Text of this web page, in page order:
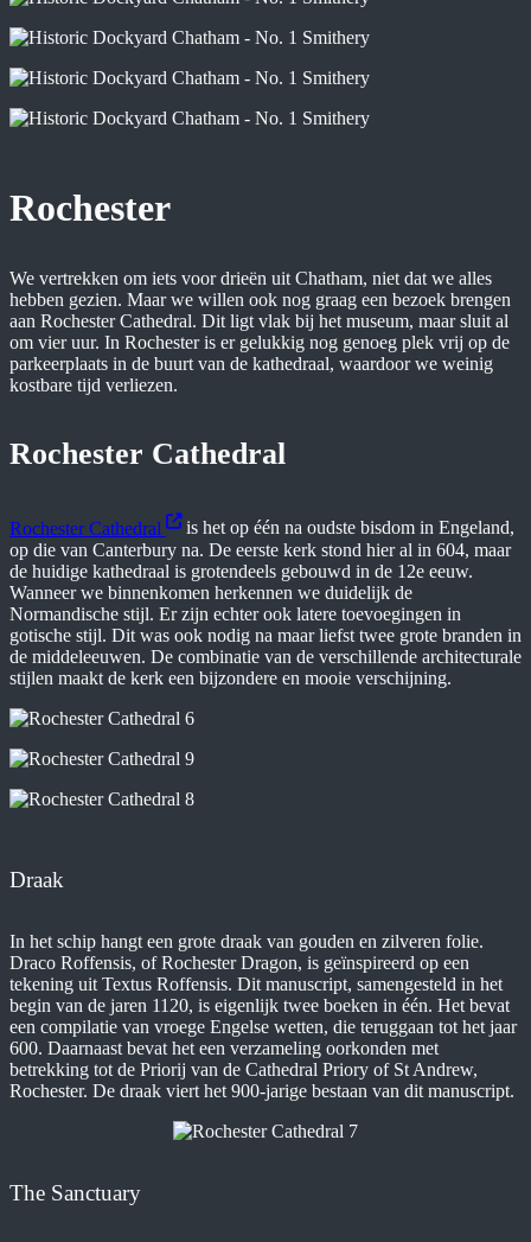
Rochester
We vertrekken om iets voor drieën uit Chatham, niet dat we alles
hebben gezien. Maar we willen ook nog graag een bezoek brengen
aan Rochester Cathedral. Dit ligt vlak bij het museum, maar sluit al
om vier uur. In Rochester is er gelukkig nog genoeg plek vrij op de
parkeerplaats in de buurt van de kathedraal, waardoor we weinig
kostbare tijd verliezen.
Rochester Cathedral
Rochester Cathedral
is het op één na oudste bisdom in Engeland,
op die van Canterbury na. De eerste kerk stond hier al in 604, maar
de huidige kathedraal is grotendeels gebouwd in de 12e eeuw.
Wanneer we binnenkomen herkennen we duidelijk de
Normandische stijl. Er zijn echter ook latere toevoegingen in
gotische stijl. Dit was ook nodig na maar liefst twee grote branden in
de middeleeuwen. De combinatie van de verschillende architecturale
stijlen maakt de kerk een bijzondere en mooie verschijning.
Draak
In het schip hangt een grote draak van gouden en zilveren folie.
Draco Roffensis, of Rochester Dragon, is geïnspireerd op een
tekening uit Textus Roffensis. Dit manuscript, samengesteld in het
begin van de jaren 1120, is eigenlijk twee boeken in één. Het bevat
een compilatie van vroege Engelse wetten, die teruggaan tot het jaar
600. Daarnaast bevat het een verzameling oorkonden met
betrekking tot de Priorij van de Cathedral Priory of St Andrew,
Rochester. De draak viert het 900-jarige bestaan van dit manuscript.
The Sanctuary